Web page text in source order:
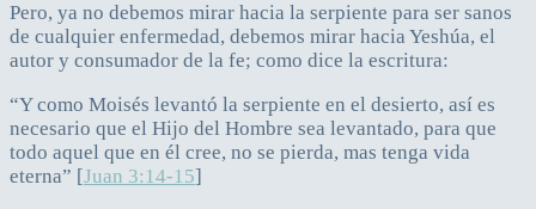
Pero, ya no debemos mirar hacia la serpiente para ser sanos
de cualquier enfermedad, debemos mirar hacia Yeshúa, el
autor y consumador de la fe; como dice la escritura:
“Y como Moisés levantó la serpiente en el desierto, así es
necesario que el Hijo del Hombre sea levantado, para que
todo aquel que en él cree, no se pierda, mas tenga vida
eterna” [Juan 3:14-15]